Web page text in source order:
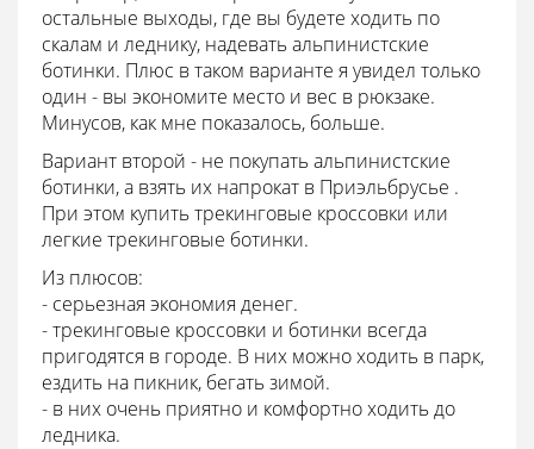
остальные выходы, где вы будете ходить по
скалам и леднику, надевать альпинистские
ботинки. Плюс в таком варианте я увидел только
один - вы экономите место и вес в рюкзаке.
Минусов, как мне показалось, больше.
Вариант второй - не покупать альпинистские
ботинки, а взять их напрокат в Приэльбрусье .
При этом купить трекинговые кроссовки или
легкие трекинговые ботинки.
Из плюсов:
- серьезная экономия денег.
- трекинговые кроссовки и ботинки всегда
пригодятся в городе. В них можно ходить в парк,
ездить на пикник, бегать зимой.
- в них очень приятно и комфортно ходить до
ледника.